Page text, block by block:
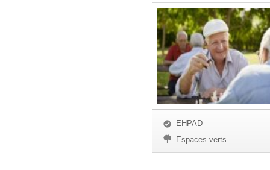
EHPAD
Espaces verts